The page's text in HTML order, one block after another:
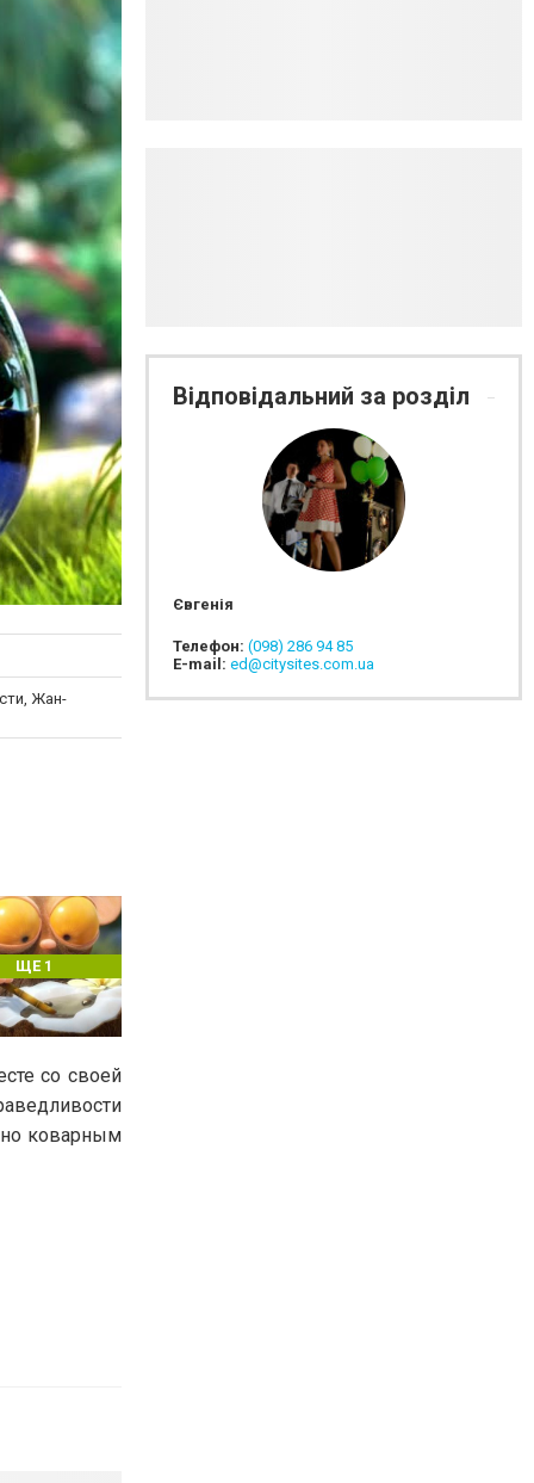
Жан-
ЩЕ 1
со своей
коварным
Відповідальний за розділ
Євгенія
Телефон: (098) 286 94 85
E-mail: ed@citysites.com.ua